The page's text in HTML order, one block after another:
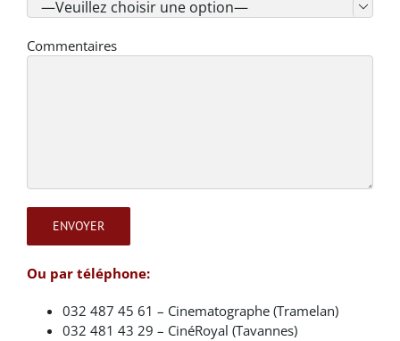

Commentaires
Ou par téléphone:
032 487 45 61 – Cinematographe (Tramelan)
032 481 43 29 – CinéRoyal (Tavannes)